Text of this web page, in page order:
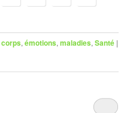
corps,émotions,maladies,Santé |